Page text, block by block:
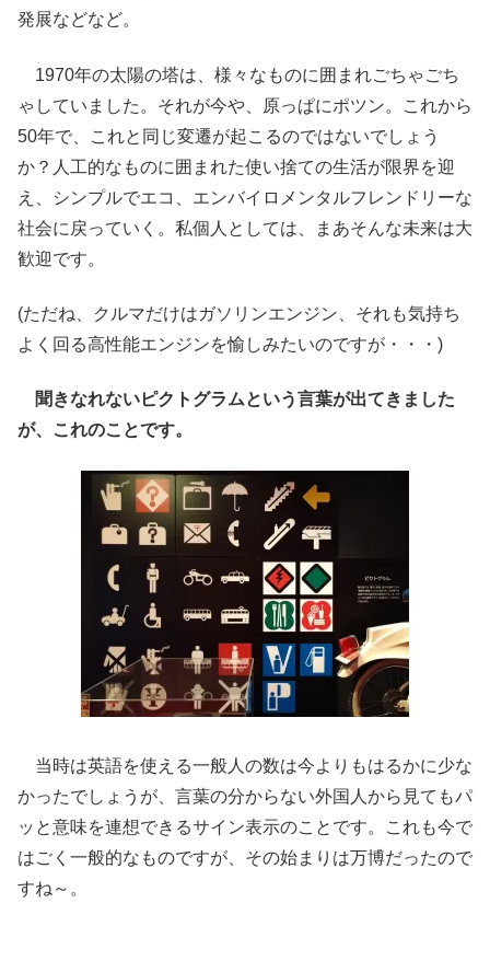
発展などなど。
1970年の太陽の塔は、様々なものに囲まれごちゃごち
ゃしていました。それが今や、原っぱにポツン。これから
50年で、これと同じ変遷が起こるのではないでしょう
か？人工的なものに囲まれた使い捨ての生活が限界を迎
え、シンプルでエコ、エンバイロメンタルフレンドリーな
社会に戻っていく。私個人としては、まあそんな未来は大
歓迎です。
(ただね、クルマだけはガソリンエンジン、それも気持ち
よく回る高性能エンジンを愉しみたいのですが・・・)
聞きなれないピクトグラムという言葉が出てきました
が、これのことです。
当時は英語を使える一般人の数は今よりもはるかに少な
かったでしょうが、言葉の分からない外国人から見てもパ
ッと意味を連想できるサイン表示のことです。これも今で
はごく一般的なものですが、その始まりは万博だったので
すね～。